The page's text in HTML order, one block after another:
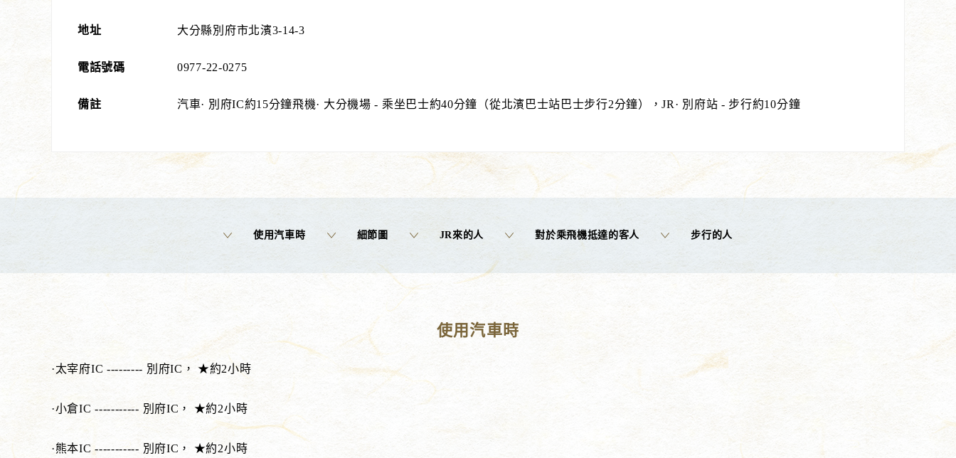
地址 大分縣別府市北濱3-14-3
電話號碼 0977-22-0275
備註 汽車· 別府IC約15分鐘飛機· 大分機場 - 乘坐巴士約40分鐘（從北濱巴士站巴士步行2分鐘），JR· 別府站 - 步行約10分鐘
使用汽車時 細節圖 JR來的人 對於乘飛機抵達的客人 步行的人
使用汽車時
·太宰府IC --------- 別府IC， ★約2小時
·小倉IC ----------- 別府IC， ★約2小時
·熊本IC ----------- 別府IC， ★約2小時